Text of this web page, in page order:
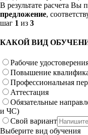
В результате расчета Вы
предложение,
шаг 1 из 3
КАКОЙ ВИД
Рабочие
Повышение
Профессиональная
Аттестация
Обязательные
и ЧС)
Свой вариант
Выберите вид обучения